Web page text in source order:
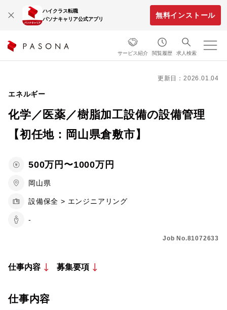
ハイクラス転職
パソナキャリア公式アプリ
無料インストール
サービス紹介 閲覧履歴 求人検索
更新日：2026.01.04
エネルギー
化学／医薬／樹脂加工設備の設備管理
【初任地：岡山県倉敷市】
500万円〜1000万円
岡山県
設備保全 > エンジニアリング
-
Job No.81072633
仕事内容 募集要項
仕事内容